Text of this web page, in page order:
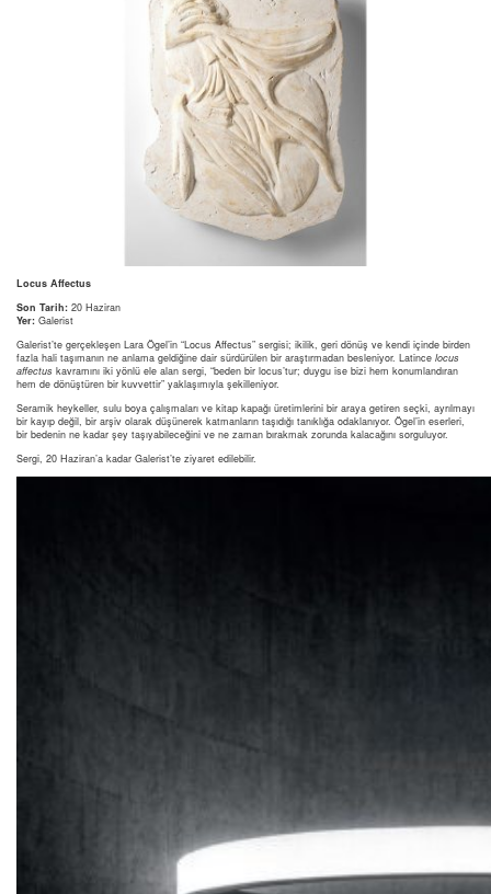
Locus Affectus
Son Tarih: 20 Haziran
Yer: Galerist
Galerist’te gerçekleşen Lara Ögel’in “Locus Affectus” sergisi; ikilik, geri dönüş ve kendi içinde birden
fazla hali taşımanın ne anlama geldiğine dair sürdürülen bir araştırmadan besleniyor. Latince locus
affectus kavramını iki yönlü ele alan sergi, “beden bir locus’tur; duygu ise bizi hem konumlandıran
hem de dönüştüren bir kuvvettir” yaklaşımıyla şekilleniyor.
Seramik heykeller, sulu boya çalışmaları ve kitap kapağı üretimlerini bir araya getiren seçki, ayrılmayı
bir kayıp değil, bir arşiv olarak düşünerek katmanların taşıdığı tanıklığa odaklanıyor. Ögel’in eserleri,
bir bedenin ne kadar şey taşıyabileceğini ve ne zaman bırakmak zorunda kalacağını sorguluyor.
Sergi, 20 Haziran’a kadar Galerist’te ziyaret edilebilir.